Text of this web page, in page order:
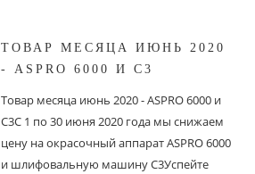
ТОВАР МЕСЯЦА ИЮНЬ 2020
- ASPRO 6000 И С3
Товар месяца июнь 2020 - ASPRO 6000 и
С3С 1 по 30 июня 2020 года мы снижаем
цену на окрасочный аппарат ASPRO 6000
и шлифовальную машину C3Успейте